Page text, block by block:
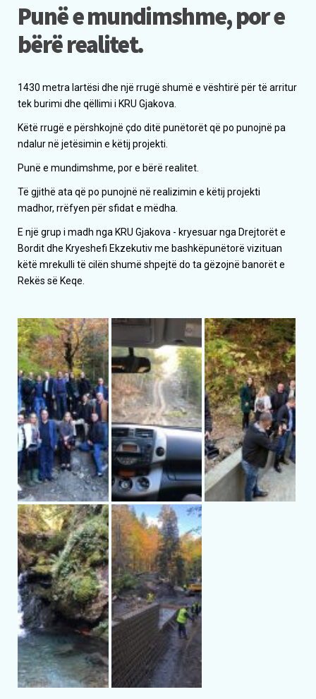
Punë e mundimshme, por e
bërë realitet.
1430 metra lartësi dhe një rrugë shumë e vështirë për të arritur
tek burimi dhe qëllimi i KRU Gjakova.
Këtë rrugë e përshkojnë çdo ditë punëtorët që po punojnë pa
ndalur në jetësimin e këtij projekti.
Punë e mundimshme, por e bërë realitet.
Të gjithë ata që po punojnë në realizimin e këtij projekti
madhor, rrëfyen për sfidat e mëdha.
E një grup i madh nga KRU Gjakova - kryesuar nga Drejtorët e
Bordit dhe Kryeshefi Ekzekutiv me bashkëpunëtorë vizituan
këtë mrekulli të cilën shumë shpejtë do ta gëzojnë banorët e
Rekës së Keqe.